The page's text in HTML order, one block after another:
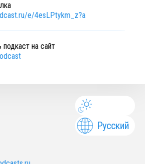
e/4esLPtykm_z?a
подкаст на сайт
Русский